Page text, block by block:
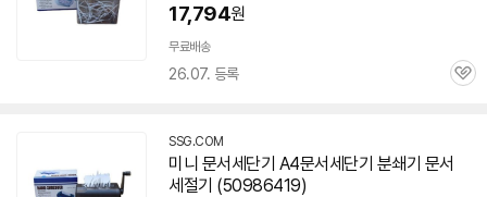
17,794원
무료배송
26.07. 등록
관
SSG.COM
미니 문서 세단기 A4문서 세단기 분쇄기 문서
세절기 (50986419)